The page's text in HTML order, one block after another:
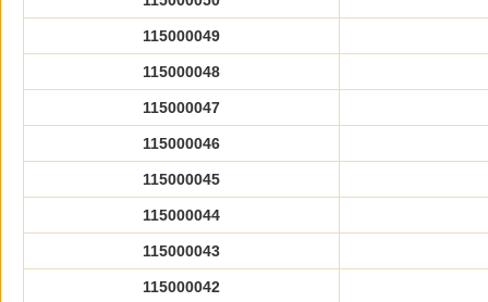
115000049
115000048
115000047
115000046
115000045
115000044
115000043
115000042